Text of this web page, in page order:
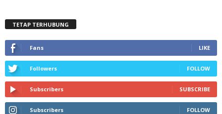
TETAP TERHUBUNG
Fans LIKE
Followers FOLLOW
Subscribers SUBSCRIBE
Subscribers FOLLOW